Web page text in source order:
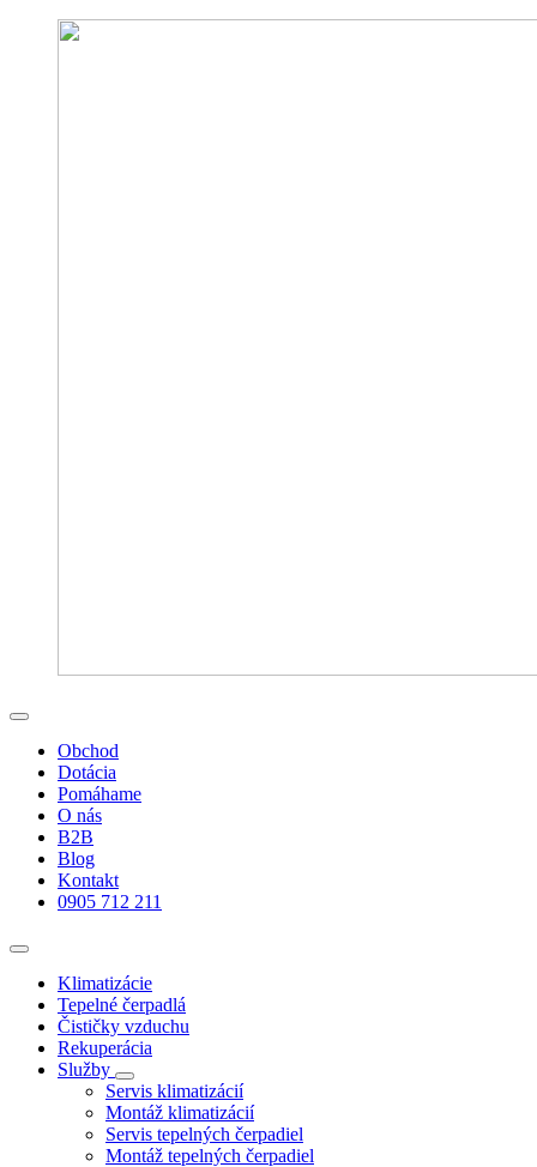
Obchod
Dotácia
Pomáhame
O nás
B2B
Blog
Kontakt
0905 712 211
Klimatizácie
Tepelné čerpadlá
Čističky vzduchu
Rekuperácia
Služby
Servis klimatizácií
Montáž klimatizácií
Servis tepelných čerpadiel
Montáž tepelných čerpadiel